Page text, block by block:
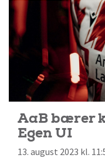
AaB bærer
Egen UI
13. august 2023 kl.